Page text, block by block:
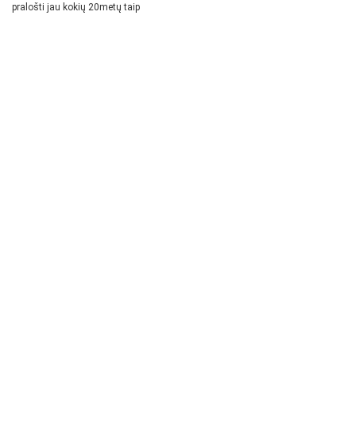
pralošti jau kokių 20metų taip